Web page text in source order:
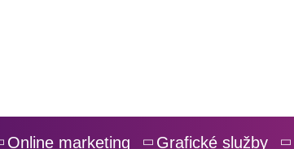
Online marketing Grafické služby